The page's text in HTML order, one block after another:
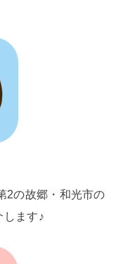
2の故郷・和光市の
します♪